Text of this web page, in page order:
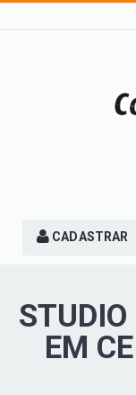
CADASTRAR
EM